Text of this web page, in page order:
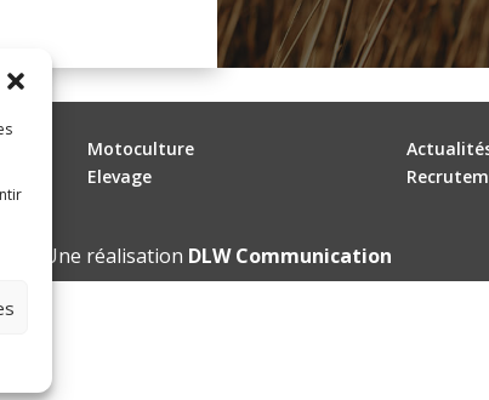
Motoculture
Elevage
Une réalisation DLW Communication